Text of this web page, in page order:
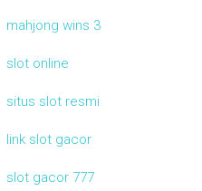
mahjong wins 3
slot online
situs slot resmi
link slot gacor
slot gacor 777